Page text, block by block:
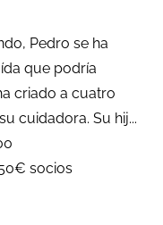
Pedro se ha
que podría
criado a cuatro
cuidadora. Su hij...
socios